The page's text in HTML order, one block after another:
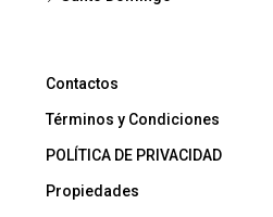
Contactos
Términos y Condiciones
POLÍTICA DE PRIVACIDAD
Propiedades